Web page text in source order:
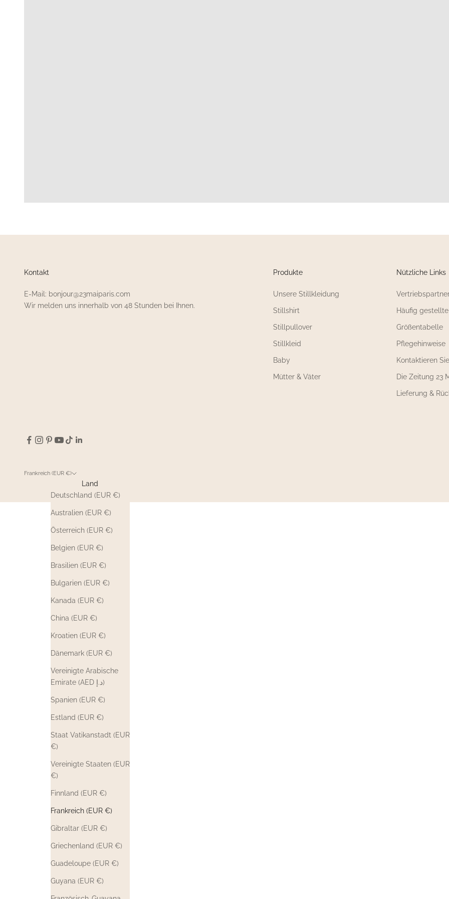
Kontakt
E-Mail: bonjour@23maiparis.com
Wir melden uns innerhalb von 48 Stunden bei Ihnen.
Produkte
Unsere Stillkleidung
Stillshirt
Stillpullover
Stillkleid
Baby
Mütter & Väter
Nützliche Links
Häufig
Größentabelle
Pflegehinweise
Kontaktieren
Die Zeitung 23
Lieferung &
Frankreich (EUR €)
Land
Deutschland (EUR €)
Australien (EUR €)
Österreich (EUR €)
Belgien (EUR €)
Brasilien (EUR €)
Bulgarien (EUR €)
Kanada (EUR €)
China (EUR €)
Kroatien (EUR €)
Dänemark (EUR €)
Vereinigte Arabische
Emirate (AED د.إ)
Spanien (EUR €)
Estland (EUR €)
Staat Vatikanstadt (EUR
€)
Vereinigte Staaten (EUR
€)
Finnland (EUR €)
Frankreich (EUR €)
Gibraltar (EUR €)
Griechenland (EUR €)
Guadeloupe (EUR €)
Guyana (EUR €)